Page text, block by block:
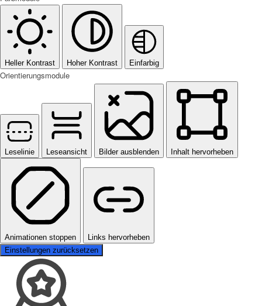
Heller Kontrast Hoher Kontrast Einfarbig
Orientierungsmodule
Leselinie Leseansicht Bilder ausblenden Inhalt hervorheben
Animationen stoppen
Links hervorheben
Einstellungen zurücksetzen